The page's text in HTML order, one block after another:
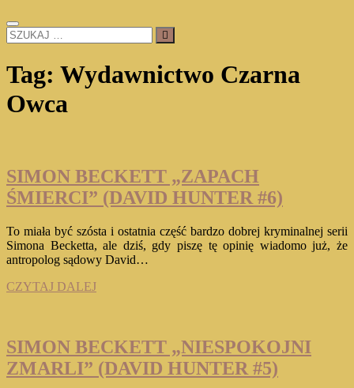
SZUKAJ
…
Tag: Wydawnictwo Czarna
Owca
SIMON BECKETT „ZAPACH
ŚMIERCI” (DAVID HUNTER #6)
To miała być szósta i ostatnia część bardzo dobrej kryminalnej serii
Simona Becketta, ale dziś, gdy piszę tę opinię wiadomo już, że
antropolog sądowy David…
CZYTAJ DALEJSIMON
(DAVID
HUNTER
#6)
SIMON BECKETT „NIESPOKOJNI
ZMARLI” (DAVID HUNTER #5)